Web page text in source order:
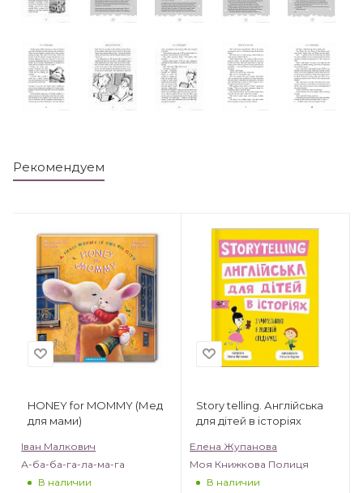
Рекомендуем
HONEY for MOMMY (Мед
для мами)
Іван Малкович
А-ба-ба-га-ла-ма-га
В наличии
Story telling. Англійська
для дітей в історіях
Елена Жупанова
Моя Книжкова Полиця
В наличии